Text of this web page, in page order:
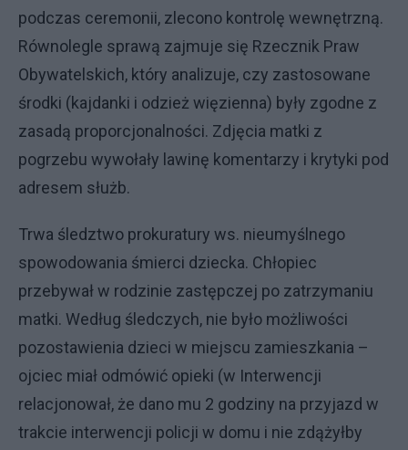
podczas ceremonii, zlecono kontrolę wewnętrzną.
Równolegle sprawą zajmuje się Rzecznik Praw
Obywatelskich, który analizuje, czy zastosowane
środki (kajdanki i odzież więzienna) były zgodne z
zasadą proporcjonalności. Zdjęcia matki z
pogrzebu wywołały lawinę komentarzy i krytyki pod
adresem służb.
Trwa śledztwo prokuratury ws. nieumyślnego
spowodowania śmierci dziecka. Chłopiec
przebywał w rodzinie zastępczej po zatrzymaniu
matki. Według śledczych, nie było możliwości
pozostawienia dzieci w miejscu zamieszkania –
ojciec miał odmówić opieki (w Interwencji
relacjonował, że dano mu 2 godziny na przyjazd w
trakcie interwencji policji w domu i nie zdążyłby